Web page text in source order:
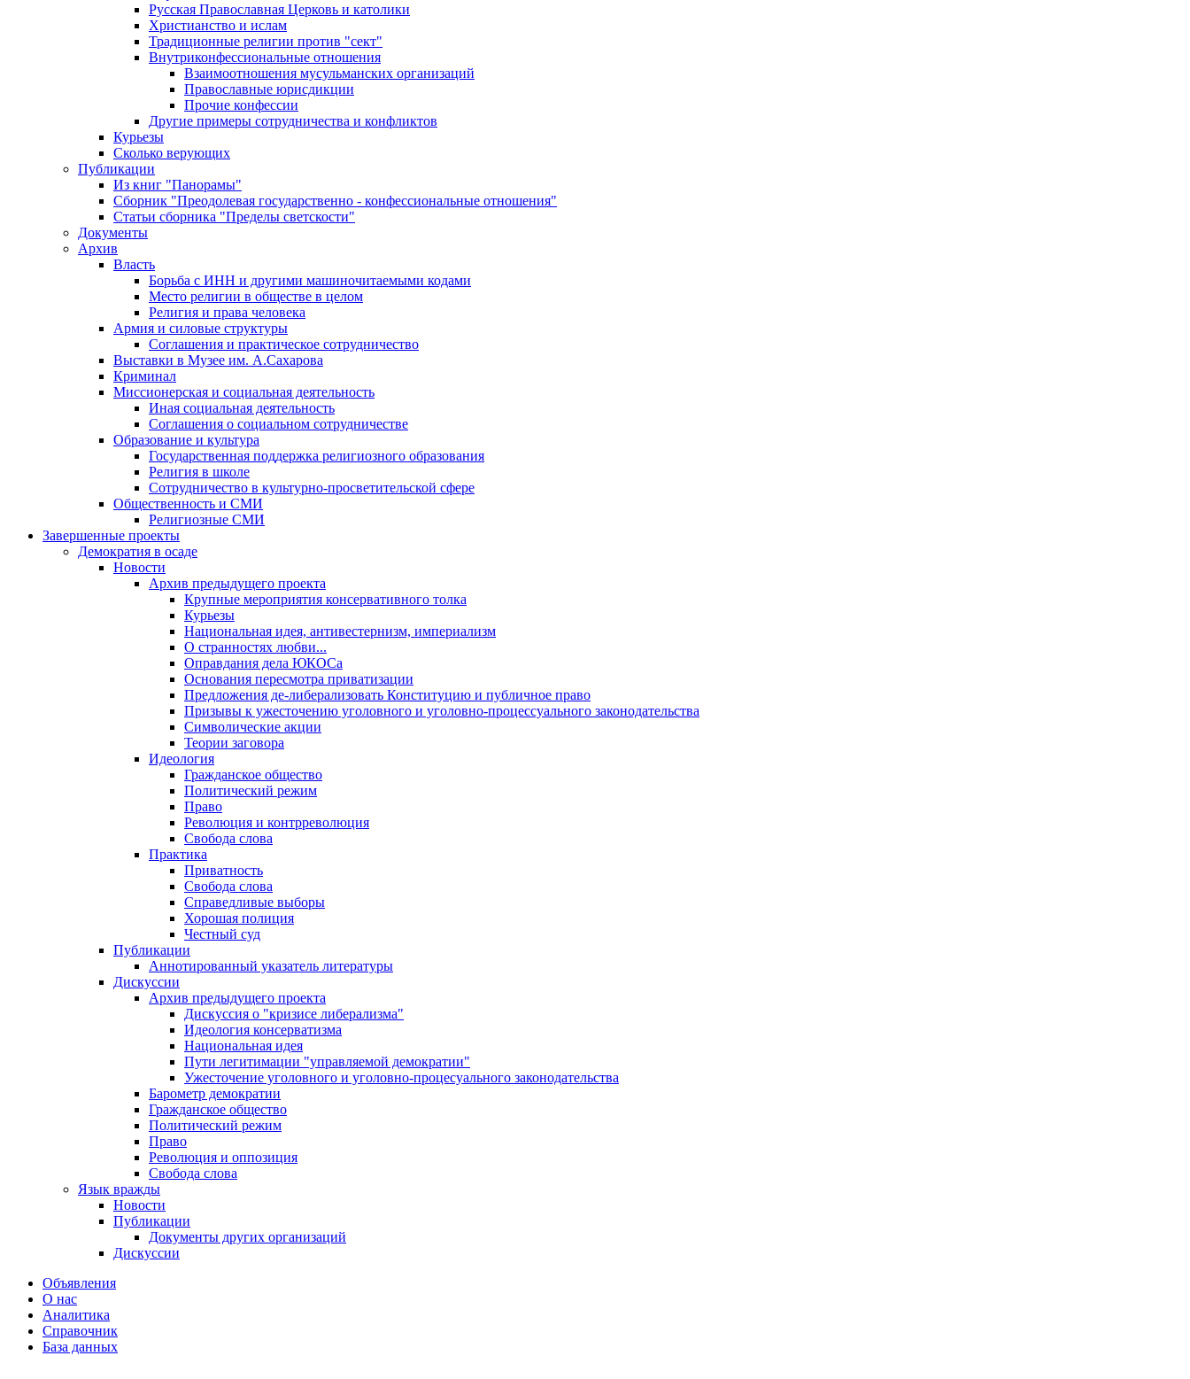
Русская Православная Церковь и католики
Христианство и ислам
Традиционные религии против "сект"
Внутриконфессиональные отношения
Взаимоотношения мусульманских организаций
Православные юрисдикции
Прочие конфессии
Другие примеры сотрудничества и конфликтов
Курьезы
Сколько верующих
Публикации
Из книг "Панорамы"
Сборник "Преодолевая государственно - конфессиональные отношения"
Статьи сборника "Пределы светскости"
Документы
Архив
Власть
Борьба с ИНН и другими машиночитаемыми кодами
Место религии в обществе в целом
Религия и права человека
Армия и силовые структуры
Соглашения и практическое сотрудничество
Выставки в Музее им. А.Сахарова
Криминал
Миссионерская и социальная деятельность
Иная социальная деятельность
Соглашения о социальном сотрудничестве
Образование и культура
Государственная поддержка религиозного образования
Религия в школе
Сотрудничество в культурно-просветительской сфере
Общественность и СМИ
Религиозные СМИ
Завершенные проекты
Демократия в осаде
Новости
Архив предыдущего проекта
Крупные мероприятия консервативного толка
Курьезы
Национальная идея, антивестернизм, империализм
О странностях любви...
Оправдания дела ЮКОСа
Основания пересмотра приватизации
Предложения де-либерализовать Конституцию и публичное право
Призывы к ужесточению уголовного и уголовно-процессуального законодательства
Символические акции
Теории заговора
Идеология
Гражданское общество
Политический режим
Право
Революция и контрреволюция
Свобода слова
Практика
Приватность
Свобода слова
Справедливые выборы
Хорошая полиция
Честный суд
Публикации
Аннотированный указатель литературы
Дискуссии
Архив предыдущего проекта
Дискуссия о "кризисе либерализма"
Идеология консерватизма
Национальная идея
Пути легитимации "управляемой демократии"
Ужесточение уголовного и уголовно-процесуального законодательства
Барометр демократии
Гражданское общество
Политический режим
Право
Революция и оппозиция
Свобода слова
Язык вражды
Новости
Публикации
Документы других организаций
Дискуссии
Объявления
О нас
Аналитика
Справочник
База данных